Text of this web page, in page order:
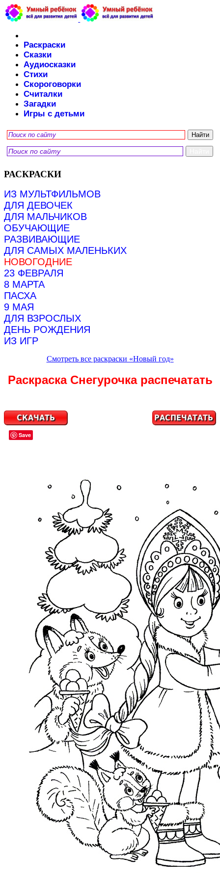
Раскраски
Сказки
Аудиосказки
Стихи
Скороговорки
Считалки
Загадки
Игры с детьми
РАСКРАСКИ
ИЗ МУЛЬТФИЛЬМОВ
ДЛЯ ДЕВОЧЕК
ДЛЯ МАЛЬЧИКОВ
ОБУЧАЮЩИЕ
РАЗВИВАЮЩИЕ
ДЛЯ САМЫХ МАЛЕНЬКИХ
НОВОГОДНИЕ
23 ФЕВРАЛЯ
8 МАРТА
ПАСХА
9 МАЯ
ДЛЯ ВЗРОСЛЫХ
ДЕНЬ РОЖДЕНИЯ
ИЗ ИГР
Смотреть все раскраски «Новый год»
Раскраска Снегурочка распечатать
Save